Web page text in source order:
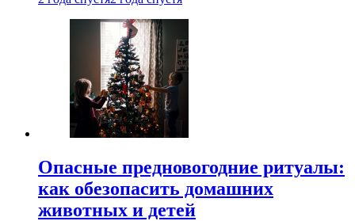
Опасные предновогодние ритуалы:
как обезопасить домашних
животных и детей